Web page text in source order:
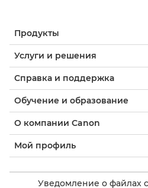
Продукты
Услуги и решения
Справка и поддержка
Обучение и образование
О компании Canon
Мой профиль
Уведомление о файлах